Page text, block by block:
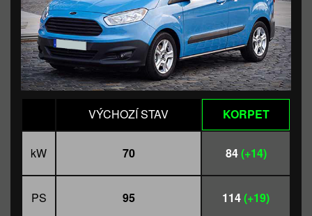
VÝCHOZÍ STAV KORPET
kW 70 84(+14)
PS 95 114(+19)